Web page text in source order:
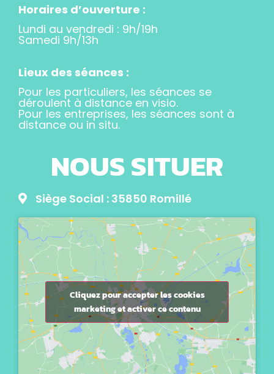
Horaires d’ouverture :
Lundi au vendredi : 9h/19h
Samedi 9h/13h
Lieux des séances :
Pour les particuliers, les séances se
déroulent à distance en visio.
Pour les entreprises, les séances sont à
distance ou in situ.
NOUS SITUER
Siège Social : 35850 Romillé
Cliquez pour accepter les cookies
marketing et activer ce contenu